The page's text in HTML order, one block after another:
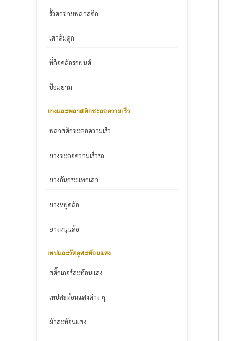
รั้วตาข่ายพลาสติก
เสาล้มลุก
ที่ล็อคล้อรถยนต์
ป้อมยาม
ยางและพลาสติกชะลอความเร็ว
พลาสติกชะลอความเร็ว
ยางชะลอความเร็วรถ
ยางกันกระแทกเสา
ยางหยุดล้อ
ยางหนุนล้อ
เทปและวัสดุสะท้อนแสง
สติ๊กเกอร์สะท้อนแสง
เทปสะท้อนแสงต่าง ๆ
ผ้าสะท้อนแสง